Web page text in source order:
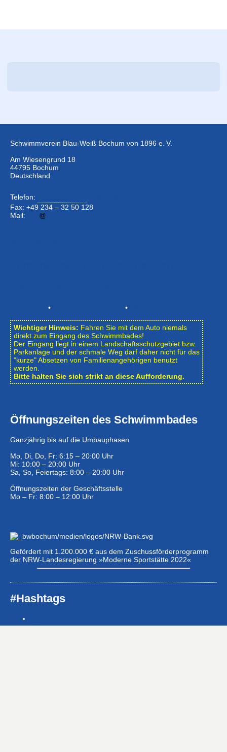
Schwimmverein Blau-Weiß Bochum von 1896 e. V.
Am Wiesengrund 18
44795 Bochum
Deutschland
Telefon:
Fax: +49 234 – 32 50 128
Mail:
• •
Wichtiger Hinweis: Fahren Sie mit dem Auto niemals
direkt zum Eingang des Schwimmbades!
Der Eingang liegt in einem Landschafts­schutzgebiet bzw.
Park­anlage und der schmale Weg darf daher nicht für das
"kurze" Absetzen von Familienangehörigen benutzt
werden.
Bitte halten Sie sich strikt an diese Aufforderung.
Öffnungszeiten des Schwimmbades
Ganzjährig bis auf die Umbauphasen
Mo, Di, Do, Fr: 6:15 – 20:00 Uhr
Mi: 10:00 – 20:00 Uhr
Sa, So, Feiertags: 8:00 – 20:00 Uhr
Öffnungszeiten der Geschäftsstelle
Mo – Fr: 8:00 – 12:00 Uhr
Gefördert mit 1.200.000 € aus dem Zuschussförderprogramm
der NRW-Landesregierung »Moderne Sportstätte 2022«
#Hashtags
#Gesundheitssport